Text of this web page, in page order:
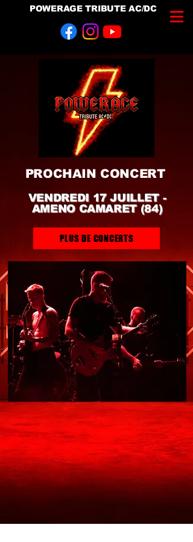
POWERAGE TRIBUTE AC/DC
PROCHAIN CONCERT
VENDREDI 17 JUILLET -
AMENO CAMARET (84)
PLUS DE CONCERTS